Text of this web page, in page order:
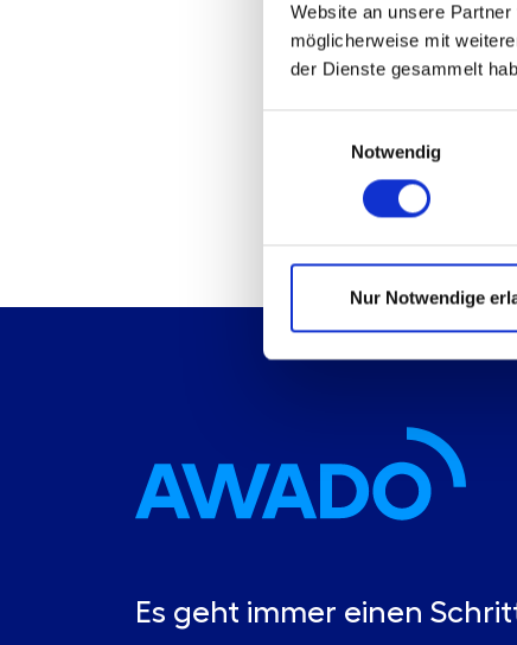
Website an unsere
möglicherweise mit
der Dienste gesammelt
Notwendig
Nur Notwendige
Es geht immer einen